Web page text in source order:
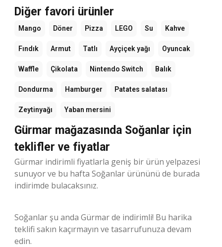
Diğer favori ürünler
Mango Döner Pizza LEGO Su Kahve
Fındık Armut Tatlı Ayçiçek yağı Oyuncak
Waffle Çikolata Nintendo Switch Balık
Dondurma Hamburger Patates salatası
Zeytinyağı Yaban mersini
Gürmar mağazasında Soğanlar için
teklifler ve fiyatlar
Gürmar indirimli fiyatlarla geniş bir ürün yelpazesi
sunuyor ve bu hafta Soğanlar ürününü de burada
indirimde bulacaksınız.
Soğanlar şu anda Gürmar de indirimli! Bu harika
teklifi sakın kaçırmayın ve tasarrufunuza devam
edin.